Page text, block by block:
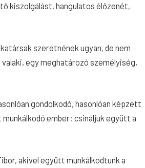
kiszolgálást, hangulatos élőzenét,
szeretnének ugyan, de nem
egy meghatározó személyiség,
gondolkodó, hasonlóan képzett
ember: csináljuk együtt a
akivel együtt munkálkodtunk a